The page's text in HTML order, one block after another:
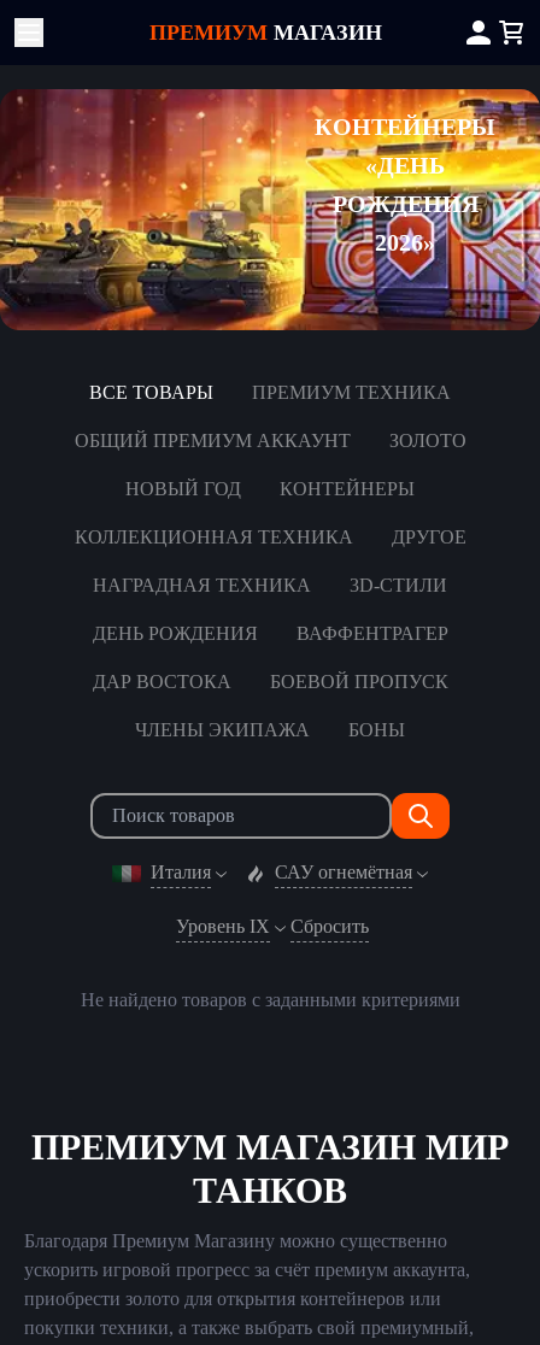
ПРЕМИУМ МАГАЗИН
КОНТЕЙНЕРЫ
«ДЕНЬ
РОЖДЕНИЯ
2026»
ВСЕ ТОВАРЫ ПРЕМИУМ ТЕХНИКА
ОБЩИЙ ПРЕМИУМ АККАУНТ ЗОЛОТО
НОВЫЙ ГОД КОНТЕЙНЕРЫ
КОЛЛЕКЦИОННАЯ ТЕХНИКА ДРУГОЕ
НАГРАДНАЯ ТЕХНИКА 3D-СТИЛИ
ДЕНЬ РОЖДЕНИЯ ВАФФЕНТРАГЕР
ДАР ВОСТОКА БОЕВОЙ ПРОПУСК
ЧЛЕНЫ ЭКИПАЖА БОНЫ
Италия САУ огнемётная
Уровень IX Сбросить
Не найдено товаров с заданными критериями
ПРЕМИУМ МАГАЗИН МИР
ТАНКОВ
Благодаря Премиум Магазину можно существенно
ускорить игровой прогресс за счёт премиум аккаунта,
приобрести золото для открытия контейнеров или
покупки техники, а также выбрать свой премиумный,